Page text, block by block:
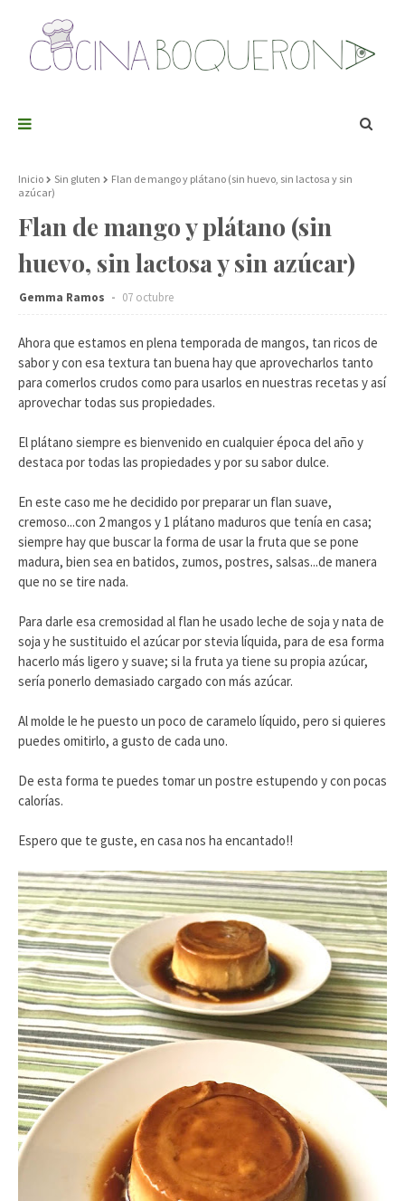
Inicio Sin gluten
Flan de mango y plátano (sin huevo, sin lactosa y sin
azúcar)
Flan de mango y plátano (sin
huevo, sin lactosa y sin azúcar)
Gemma Ramos 07 octubre
Ahora que estamos en plena temporada de mangos, tan ricos de
sabor y con esa textura tan buena hay que aprovecharlos tanto
para comerlos crudos como para usarlos en nuestras recetas y así
aprovechar todas sus propiedades.
El plátano siempre es bienvenido en cualquier época del año y
destaca por todas las propiedades y por su sabor dulce.
En este caso me he decidido por preparar un flan suave,
cremoso...con 2 mangos y 1 plátano maduros que tenía en casa;
siempre hay que buscar la forma de usar la fruta que se pone
madura, bien sea en batidos, zumos, postres, salsas...de manera
que no se tire nada.
Para darle esa cremosidad al flan he usado leche de soja y nata de
soja y he sustituido el azúcar por stevia líquida, para de esa forma
hacerlo más ligero y suave; si la fruta ya tiene su propia azúcar,
sería ponerlo demasiado cargado con más azúcar.
Al molde le he puesto un poco de caramelo líquido, pero si quieres
puedes omitirlo, a gusto de cada uno.
De esta forma te puedes tomar un postre estupendo y con pocas
calorías.
Espero que te guste, en casa nos ha encantado!!